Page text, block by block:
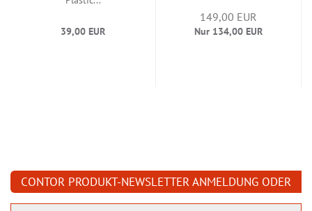
39,00 EUR
149,00 EUR
Nur 134,00 EUR
CONTOR PRODUKT-NEWSLETTER ANMELDUNG ODER
ABMELDUNG